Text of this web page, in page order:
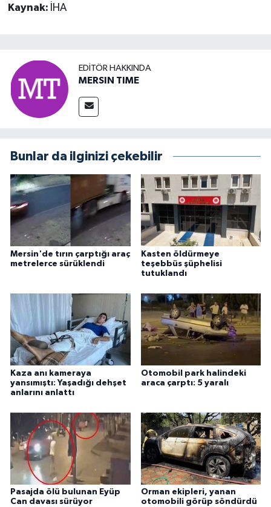
Kaynak: İHA
EDITÖR HAKKINDA
MERSIN TIME
Bunlar da ilginizi çekebilir
Mersin'de tırın çarptığı araç
metrelerce sürüklendi
Kasten öldürmeye
teşebbüs şüphelisi
tutuklandı
Kaza anı kameraya
yansımıştı: Yaşadığı dehşet
anlarını anlattı
Otomobil park halindeki
araca çarptı: 5 yaralı
Pasajda ölü bulunan Eyüp
Can davası sürüyor
Orman ekipleri, yanan
otomobili görüp söndürdü